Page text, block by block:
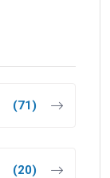
(71)
(20)